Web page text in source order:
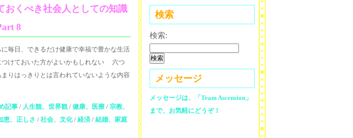
おくべき社会人としての知識
8
毎日、できるだけ健康で幸福で豊かな生活
つけておいた方がよいかもしれない 六つ
りはっきりとは言われていないような内容
記事/ 人生観、世界観 / 健康、医療 / 宗教、
恵、正しさ / 社会、文化/ 経済 / 結婚、家庭
検索
検索:
メッセージ
メッセージは、「Team Ascension」
まで、お気軽にどうぞ！